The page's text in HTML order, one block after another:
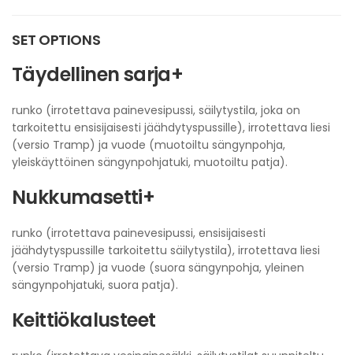
SET OPTIONS
Täydellinen sarja+
runko (irrotettava painevesipussi, säilytystila, joka on
tarkoitettu ensisijaisesti jäähdytyspussille), irrotettava liesi
(versio Tramp) ja vuode (muotoiltu sängynpohja,
yleiskäyttöinen sängynpohjatuki, muotoiltu patja).
Nukkumasetti+
runko (irrotettava painevesipussi, ensisijaisesti
jäähdytyspussille tarkoitettu säilytystila), irrotettava liesi
(versio Tramp) ja vuode (suora sängynpohja, yleinen
sängynpohjatuki, suora patja).
Keittiökalusteet